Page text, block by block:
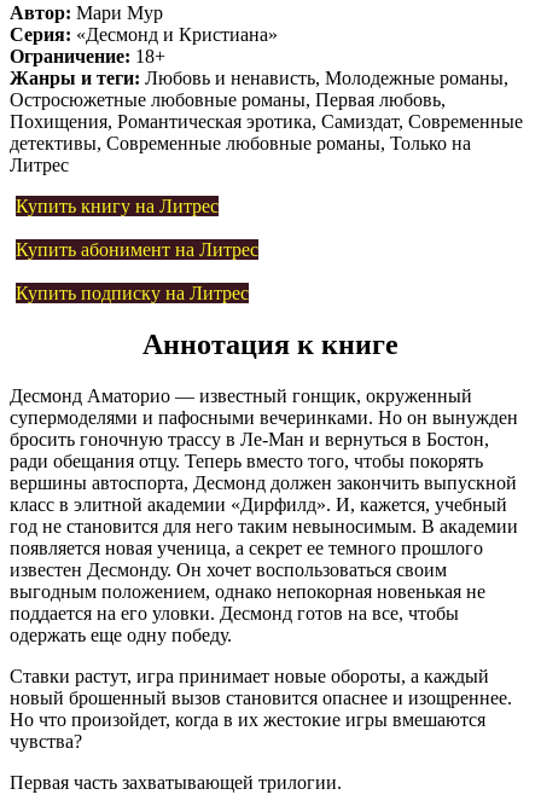
Автор: Мари Мур
Серия: «Десмонд и Кристиана»
Ограничение: 18+
Жанры и теги: Любовь и ненависть, Молодежные романы,
Остросюжетные любовные романы, Первая любовь,
Похищения, Романтическая эротика, Самиздат, Современные
детективы, Современные любовные романы, Только на
Литрес
Купить книгу на Литрес
Купить абонимент на Литрес
Купить подписку на Литрес
Аннотация к книге
Десмонд Аматорио — известный гонщик, окруженный
супермоделями и пафосными вечеринками. Но он вынужден
бросить гоночную трассу в Ле-Ман и вернуться в Бостон,
ради обещания отцу. Теперь вместо того, чтобы покорять
вершины автоспорта, Десмонд должен закончить выпускной
класс в элитной академии «Дирфилд». И, кажется, учебный
год не становится для него таким невыносимым. В академии
появляется новая ученица, а секрет ее темного прошлого
известен Десмонду. Он хочет воспользоваться своим
выгодным положением, однако непокорная новенькая не
поддается на его уловки. Десмонд готов на все, чтобы
одержать еще одну победу.
Ставки растут, игра принимает новые обороты, а каждый
новый брошенный вызов становится опаснее и изощреннее.
Но что произойдет, когда в их жестокие игры вмешаются
чувства?
Первая часть захватывающей трилогии.